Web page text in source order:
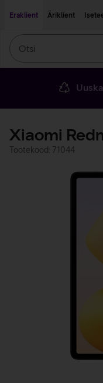
Eraklient
Äriklient
Xiaomi
Tootekood: 71044